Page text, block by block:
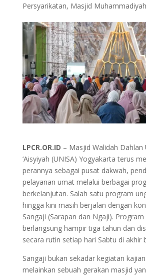
Persyarikatan, Masjid Muhammadiyah
LPCR.OR.ID – Masjid Walidah Dahlan
‘Aisyiyah (UNISA) Yogyakarta terus
perannya sebagai pusat dakwah,
pelayanan umat melalui berbagai
berkelanjutan. Salah satu program
hingga kini masih berjalan dengan
Sangaji (Sarapan dan Ngaji). Program
berlangsung hampir tiga tahun dan
secara rutin setiap hari Sabtu di akhir
Sangaji bukan sekadar kegiatan
melainkan sebuah gerakan masjid